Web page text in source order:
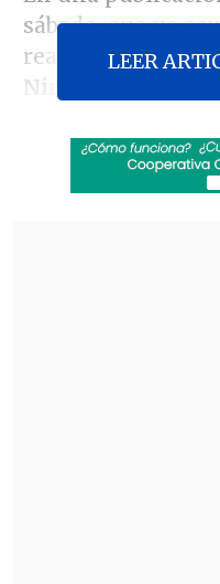
sábado, que ya
reacciones y
Nin
confirmó la
trece años
separase en
LEER